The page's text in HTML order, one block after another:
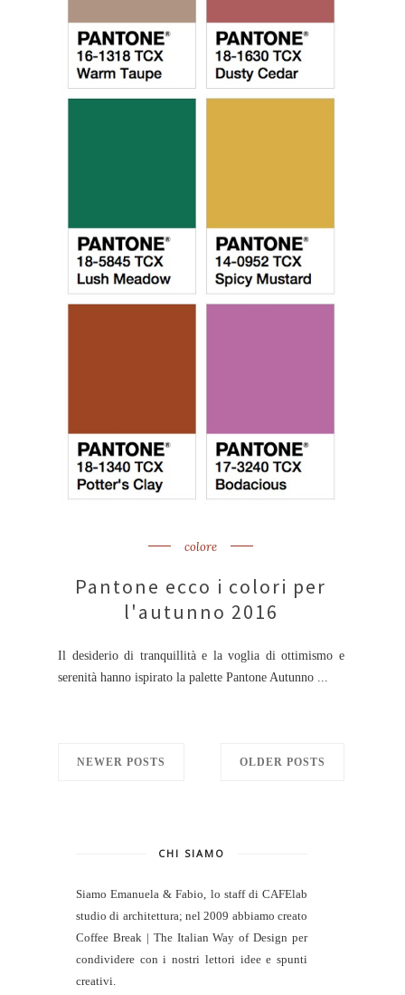
colore
Pantone ecco i colori per
l'autunno 2016
Il desiderio di tranquillità e la voglia di ottimismo e
serenità hanno ispirato la palette Pantone Autunno ...
NEWER POSTS OLDER POSTS
CHI SIAMO
Siamo Emanuela & Fabio, lo staff di CAFElab
studio di architettura; nel 2009 abbiamo creato
Coffee Break | The Italian Way of Design per
condividere con i nostri lettori idee e spunti
creativi.